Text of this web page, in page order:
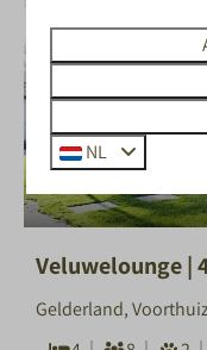
Veluwelounge |
Gelderland,
NL